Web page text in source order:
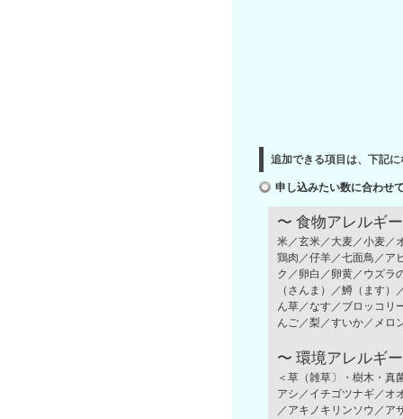
追加できる項目は、下記
申し込みたい数に合わせ
〜 食物アレルギ
米／玄米／大麦／小麦／
鶏肉／仔羊／七面鳥／ア
ク／卵白／卵黄／ウズラ
（さんま）／鱒（ます
ん草／なす／ブロッコリ
んご／梨／すいか／メロ
〜 環境アレルギ
＜草（雑草〕・樹木・真
アシ／イチゴツナギ／オ
／アキノキリンソウ／ア